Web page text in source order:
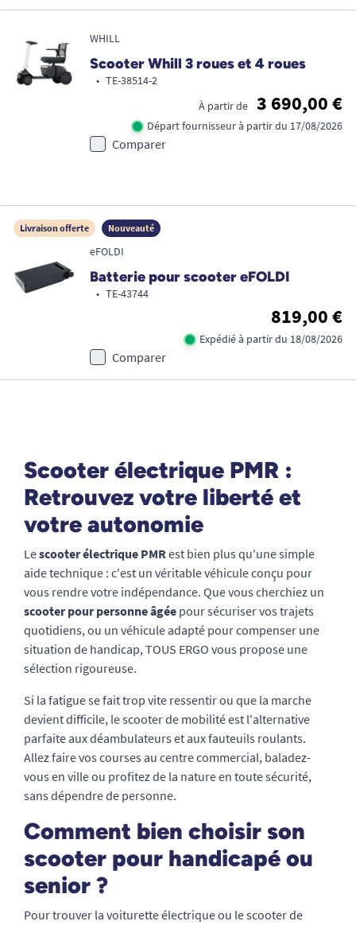
WHILL
Scooter Whill 3 roues et 4 roues
• TE-38514-2
À partir de
3 690,00 €
Départ fournisseur à partir du 17/08/2026
Comparer
Livraison offerte Nouveauté
eFOLDI
Batterie pour scooter eFOLDI
• TE-43744
819,00 €
Expédié à partir du 18/08/2026
Comparer
Scooter électrique PMR :
Retrouvez votre liberté et
votre autonomie
Lescooter électrique PMRest bien plus qu'une simple
aide technique : c'est un véritable véhicule conçu pour
vous rendre votre indépendance. Que vous cherchiez un
scooter pour personne âgée pour sécuriser vos trajets
quotidiens, ou un véhicule adapté pour compenser une
situation de handicap, TOUS ERGO vous propose une
sélection rigoureuse.
Si la fatigue se fait trop vite ressentir ou que la marche
devient difficile, le scooter de mobilité est l'alternative
parfaite aux déambulateurs et aux fauteuils roulants.
Allez faire vos courses au centre commercial, baladez-
vous en ville ou profitez de la nature en toute sécurité,
sans dépendre de personne.
Comment bien choisir son
scooter pour handicapé ou
senior ?
Pour trouver la voiturette électrique ou le scooter de